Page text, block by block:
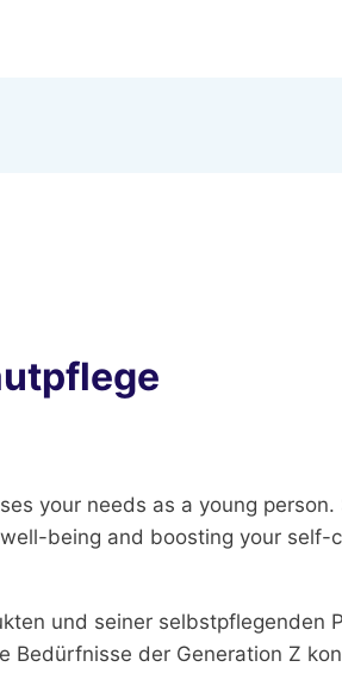
your needs as a young
being and boosting your self-
und seiner selbstpflegenden
der Generation Z